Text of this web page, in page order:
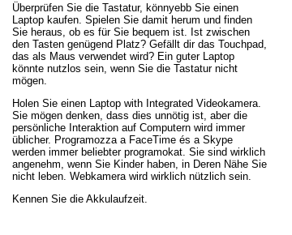
Überprüfen Sie die Tastatur, könnyebb Sie einen
Laptop kaufen. Spielen Sie damit herum und finden
Sie heraus, ob es für Sie bequem ist. Ist zwischen
den Tasten genügend Platz? Gefällt dir das Touchpad,
das als Maus verwendet wird? Ein guter Laptop
könnte nutzlos sein, wenn Sie die Tastatur nicht
mögen.
Holen Sie einen Laptop with Integrated Videokamera.
Sie mögen denken, dass dies unnötig ist, aber die
persönliche Interaktion auf Computern wird immer
üblicher. Programozza a FaceTime és a Skype
werden immer beliebter programokat. Sie sind wirklich
angenehm, wenn Sie Kinder haben, in Deren Nähe Sie
nicht leben. Webkamera wird wirklich nützlich sein.
Kennen Sie die Akkulaufzeit.